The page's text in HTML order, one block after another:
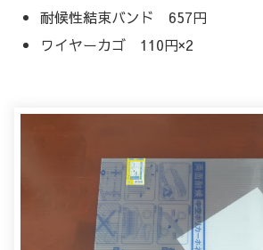
耐候性結束バンド 657円
ワイヤーカゴ 110円×2